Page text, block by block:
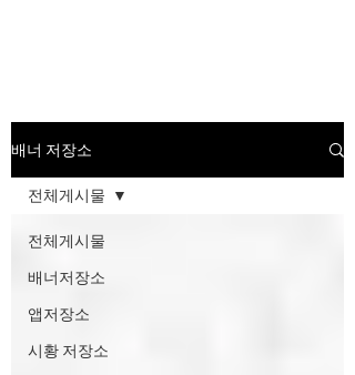
배너 저장소
전체게시물
배너저장소
앱저장소
시황 저장소
전체게시물